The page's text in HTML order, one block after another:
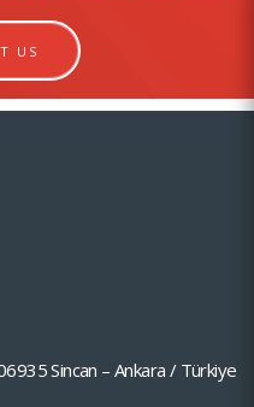
US
Sincan – Ankara / Türkiye